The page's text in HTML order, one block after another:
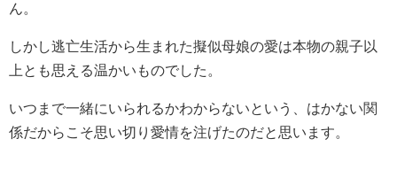
ん。
しかし逃亡生活から生まれた擬似母娘の愛は本物の親子以
上とも思える温かいものでした。
いつまで一緒にいられるかわからないという、はかない関
係だからこそ思い切り愛情を注げたのだと思います。